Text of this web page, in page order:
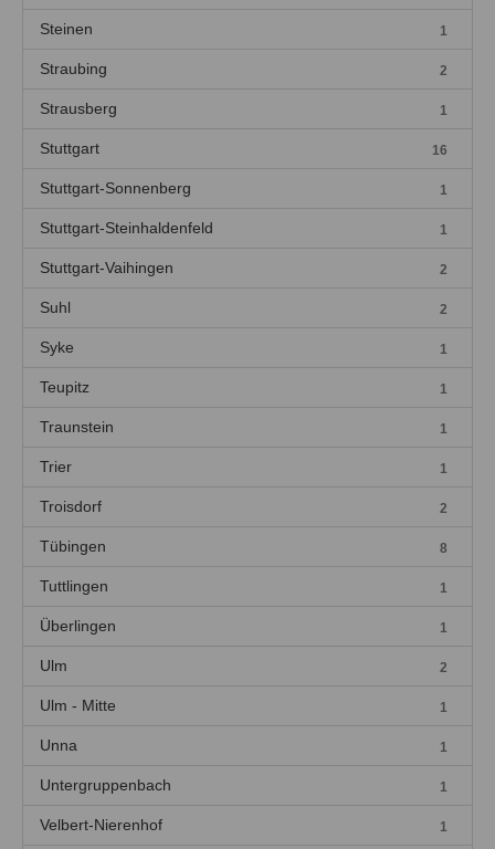
Steinen 1
Straubing 2
Strausberg 1
Stuttgart 16
Stuttgart-Sonnenberg 1
Stuttgart-Steinhaldenfeld 1
Stuttgart-Vaihingen 2
Suhl 2
Syke 1
Teupitz 1
Traunstein 1
Trier 1
Troisdorf 2
Tübingen 8
Tuttlingen 1
Überlingen 1
Ulm 2
Ulm - Mitte 1
Unna 1
Untergruppenbach 1
Velbert-Nierenhof 1